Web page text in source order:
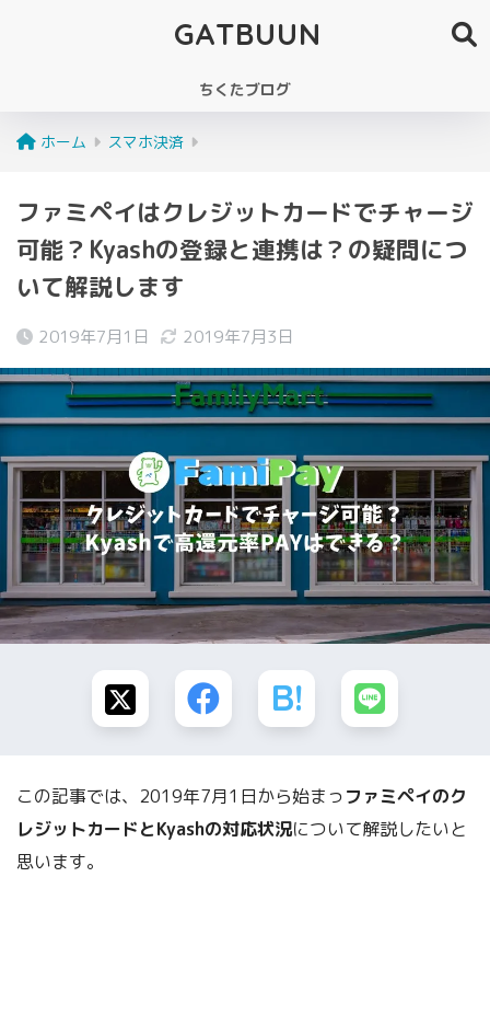
GATBUUN
ちくたブログ
ホーム スマホ決済
ファミペイはクレジットカードでチャージ
可能？Kyashの登録と連携は？の疑問につ
いて解説します
2019年7月1日 2019年7月3日
この記事では、2019年7月1日から始まっファミペイのク
レジットカードとKyashの対応状況について解説したいと
思います。